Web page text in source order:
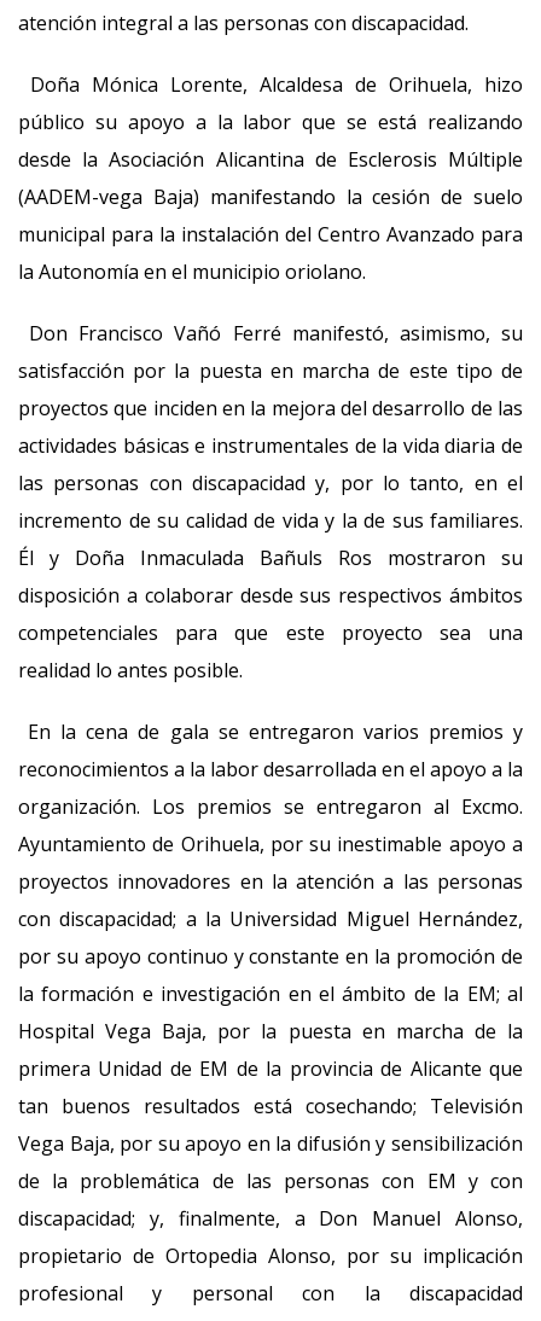
atención integral a las personas con discapacidad.
Doña Mónica Lorente, Alcaldesa de Orihuela, hizo
público su apoyo a la labor que se está realizando
desde la Asociación Alicantina de Esclerosis Múltiple
(AADEM-vega Baja) manifestando la cesión de suelo
municipal para la instalación del Centro Avanzado para
la Autonomía en el municipio oriolano.
Don Francisco Vañó Ferré manifestó, asimismo, su
satisfacción por la puesta en marcha de este tipo de
proyectos que inciden en la mejora del desarrollo de las
actividades básicas e instrumentales de la vida diaria de
las personas con discapacidad y, por lo tanto, en el
incremento de su calidad de vida y la de sus familiares.
Él y Doña Inmaculada Bañuls Ros mostraron su
disposición a colaborar desde sus respectivos ámbitos
competenciales para que este proyecto sea una
realidad lo antes posible.
En la cena de gala se entregaron varios premios y
reconocimientos a la labor desarrollada en el apoyo a la
organización. Los premios se entregaron al Excmo.
Ayuntamiento de Orihuela, por su inestimable apoyo a
proyectos innovadores en la atención a las personas
con discapacidad; a la Universidad Miguel Hernández,
por su apoyo continuo y constante en la promoción de
la formación e investigación en el ámbito de la EM; al
Hospital Vega Baja, por la puesta en marcha de la
primera Unidad de EM de la provincia de Alicante que
tan buenos resultados está cosechando; Televisión
Vega Baja, por su apoyo en la difusión y sensibilización
de la problemática de las personas con EM y con
discapacidad; y, finalmente, a Don Manuel Alonso,
propietario de Ortopedia Alonso, por su implicación
profesional y personal con la discapacidad